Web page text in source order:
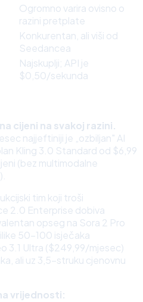
Ogromno varira ovisno o
razini pretplate
Konkurentan, ali viši od
Seedancea
Najskuplji; API je
$0,50/sekunda
cijeni na svakoj razini.
najjeftiniji je „ozbiljan" AI
Kling 3.0 Standard od $6,99
(bez multimodalne
tim koji troši
2.0 Enterprise dobiva
opseg na Sora 2 Pro
50–100 isječaka
3.1 Ultra ($249,99/mjesec)
ali uz 3,5-struku cjenovnu
vrijednosti: